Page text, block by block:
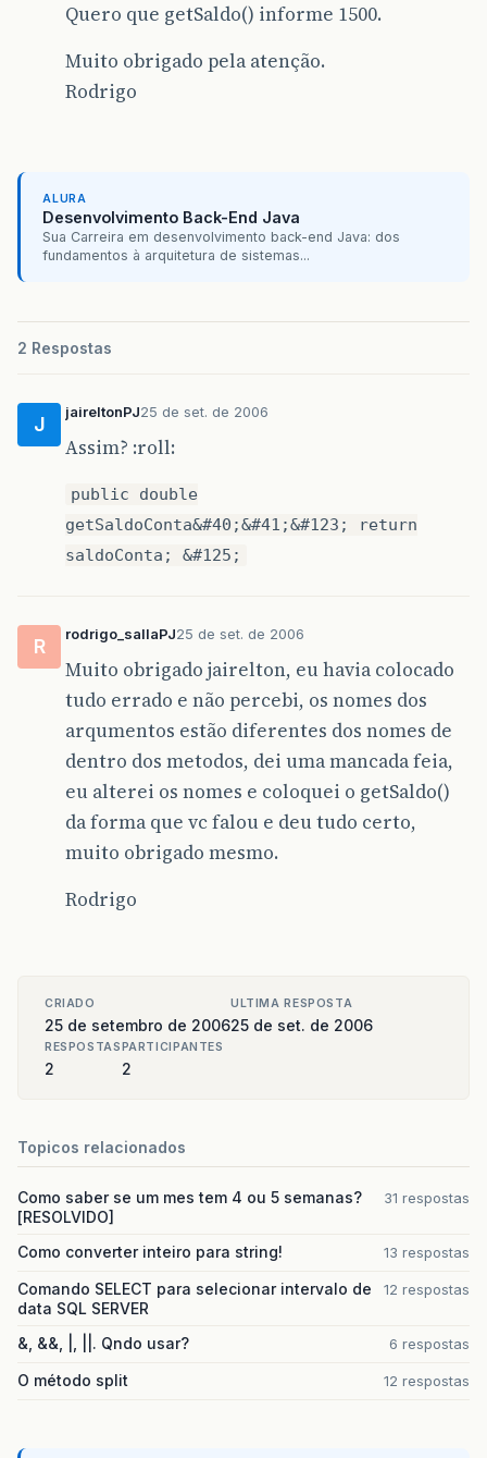
Quero que getSaldo() informe 1500.
Muito obrigado pela atenção.
Rodrigo
ALURA
Desenvolvimento Back-End Java
Sua Carreira em desenvolvimento back-end Java: dos
fundamentos à arquitetura de sistemas...
2 Respostas
J
jaireltonPJ25 de set. de 2006
Assim? :roll:
public double
getSaldoConta&#40;&#41;&#123; return
saldoConta; &#125;
R
rodrigo_sallaPJ25 de set. de 2006
Muito obrigado jairelton, eu havia colocado
tudo errado e não percebi, os nomes dos
arqumentos estão diferentes dos nomes de
dentro dos metodos, dei uma mancada feia,
eu alterei os nomes e coloquei o getSaldo()
da forma que vc falou e deu tudo certo,
muito obrigado mesmo.
Rodrigo
CRIADO
25 de setembro de 2006
ULTIMA RESPOSTA
25 de set. de 2006
RESPOSTAS
2
PARTICIPANTES
2
Topicos relacionados
Como saber se um mes tem 4 ou 5 semanas?
[RESOLVIDO]
31 respostas
Como converter inteiro para string! 13 respostas
Comando SELECT para selecionar intervalo de
data SQL SERVER
12 respostas
&, &&, |, ||. Qndo usar? 6 respostas
O método split 12 respostas